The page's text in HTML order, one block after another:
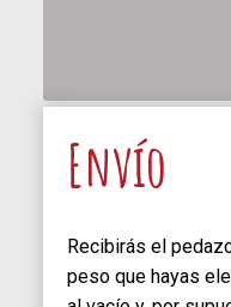
Envío
Recibirás el
peso que hayas